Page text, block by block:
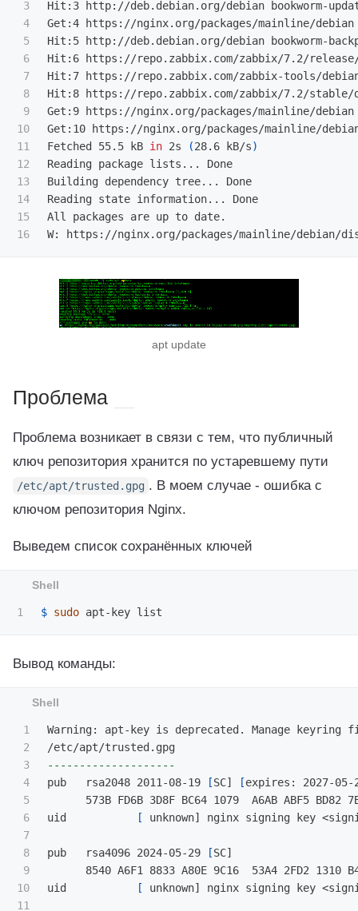
3
4
5
6
7
8
9
10
11
12
13
14
15
Hit:3 http://
Get:4 https://nginx.org/packages/mainline/debian
Hit:5 http://
Hit:6 https://repo.zabbix.com/zabbix/7.2/
Hit:7 https://repo.zabbix.com/zabbix-tools/debian-
Hit:8 https://repo.zabbix.com/zabbix/7.2/stable/
Get:9 https://nginx.org/packages/mainline/debian
Get:10 https://nginx.org/packages/mainline/debian
Fetched 55.5 kB in 2s (28.6 kB/s)
Reading package lists... Done
Building dependency tree... Done
Reading state information... Done
All packages are up to date.
W: https://nginx.org/packages/mainline/debian/
apt update
Проблема
Проблема возникает в связи с тем, что публичный
ключ репозитория хранится по устаревшему пути
/etc/apt/trusted.gpg . В моем случае - ошибка с
ключом репозитория Nginx.
Выведем список сохранённых ключей
$ sudo
Вывод команды:
1
2
3
4
5
6
7
8
9
10
11
Warning: apt-key is deprecated. Manage
--------------------
pub   rsa2048 2011-08-19
[SC] [expires: 2027-05-
573B FD6B 3D8F BC64 1079  A6AB ABF5 BD82
uid
[ unknown] nginx signing key
pub   rsa4096 2024-05-29 [SC]
8540 A6F1 8833 A80E 9C16  53A4 2FD2 1310
uid
[ unknown] nginx signing key